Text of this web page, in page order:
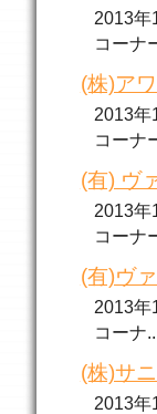
2013年
コーナ
(株)ア
2013年
コーナ
(有) ヴ
2013年
コーナ
(有)ヴ
2013年
コーナ
(株)サ
2013年